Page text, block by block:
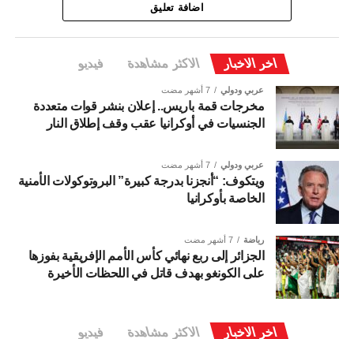
اضافة تعليق
اخر الاخبار الاكثر مشاهدة فيديو
عربي ودولي 7 أشهر مضت
مخرجات قمة باريس.. إعلان بنشر قوات متعددة
الجنسيات في أوكرانيا عقب وقف إطلاق النار
عربي ودولي 7 أشهر مضت
ويتكوف: “أنجزنا بدرجة كبيرة” البروتوكولات الأمنية
الخاصة بأوكرانيا
رياضة 7 أشهر مضت
الجزائر إلى ربع نهائي كأس الأمم الإفريقية بفوزها
على الكونغو بهدف قاتل في اللحظات الأخيرة
اخر الاخبار الاكثر مشاهدة فيديو